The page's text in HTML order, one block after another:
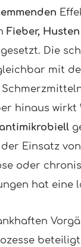
Fieber,
Die
mit
hinaus wirkt
antimikrobiell
Einsatz
oder
hat eine